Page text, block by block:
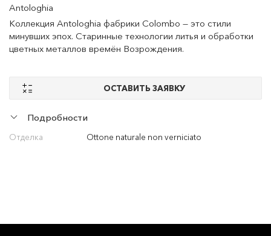
Antologhia
Коллекция Antologhia фабрики Colombo — это стили
минувших эпох. Старинные технологии литья и обработки
цветных металлов времён Возрождения.
ОСТАВИТЬ ЗАЯВКУ
Подробности
Отделка Ottone naturale non verniciato